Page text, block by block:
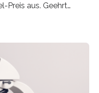
Preis aus. Geehrt
zum Thema
fördert die
der
schreibt sie auch in
den Hentschel-